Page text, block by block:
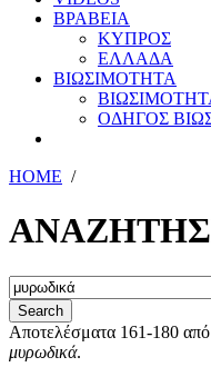
ΒΡΑΒΕΙΑ
ΚΥΠΡΟΣ
ΕΛΛΑΔΑ
ΒΙΩΣΙΜΟΤΗΤΑ
ΟΔΗΓΟΣ
HOME /
Αποτελέσματα 161-180
μυρωδικά.